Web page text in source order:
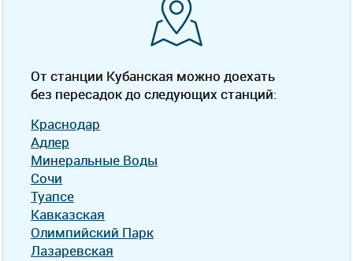
От станции Кубанская можно доехать
без пересадок до следующих станций:
Краснодар
Адлер
Минеральные Воды
Сочи
Туапсе
Кавказская
Олимпийский Парк
Лазаревская